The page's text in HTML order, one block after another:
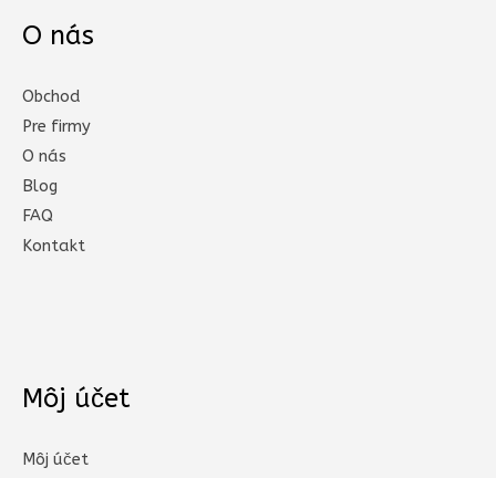
O nás
Obchod
Pre firmy
O nás
Blog
FAQ
Kontakt
Môj účet
Môj účet